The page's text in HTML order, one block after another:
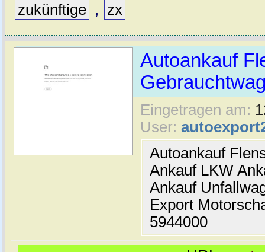
zukünftige , zx
Autoankauf
Eingetragen am:
User:
Autoankauf
Ankauf LKW
Ankauf
Export
5944000